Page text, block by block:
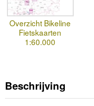
Overzicht Bikeline
Fietskaarten
1:60.000
Beschrijving